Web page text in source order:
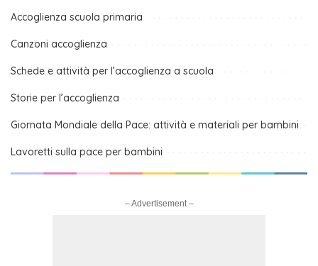
Accoglienza scuola primaria
Canzoni accoglienza
Schede e attività per l’accoglienza a scuola
Storie per l’accoglienza
Giornata Mondiale della Pace: attività e materiali per bambini
Lavoretti sulla pace per bambini
– Advertisement –